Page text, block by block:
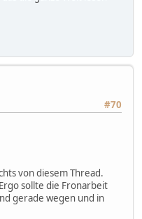
#70
von diesem Thread.
sollte die Fronarbeit
gerade wegen und in